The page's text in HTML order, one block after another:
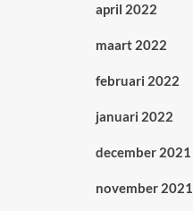
april 2022
maart 2022
februari 2022
januari 2022
december 2021
november 2021